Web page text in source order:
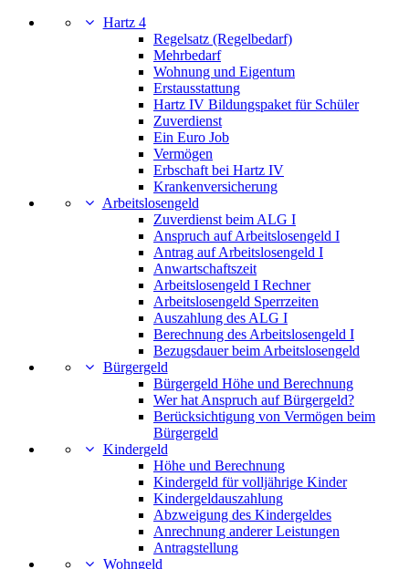
Hartz 4
Regelsatz (Regelbedarf)
Mehrbedarf
Wohnung und Eigentum
Erstausstattung
Hartz IV Bildungspaket für Schüler
Zuverdienst
Ein Euro Job
Vermögen
Erbschaft bei Hartz IV
Krankenversicherung
Arbeitslosengeld
Zuverdienst beim ALG I
Anspruch auf Arbeitslosengeld I
Antrag auf Arbeitslosengeld I
Anwartschaftszeit
Arbeitslosengeld I Rechner
Arbeitslosengeld Sperrzeiten
Auszahlung des ALG I
Berechnung des Arbeitslosengeld I
Bezugsdauer beim Arbeitslosengeld
Bürgergeld
Bürgergeld Höhe und Berechnung
Wer hat Anspruch auf Bürgergeld?
Berücksichtigung von Vermögen beim
Bürgergeld
Kindergeld
Höhe und Berechnung
Kindergeld für volljährige Kinder
Kindergeldauszahlung
Abzweigung des Kindergeldes
Anrechnung anderer Leistungen
Antragstellung
Wohngeld